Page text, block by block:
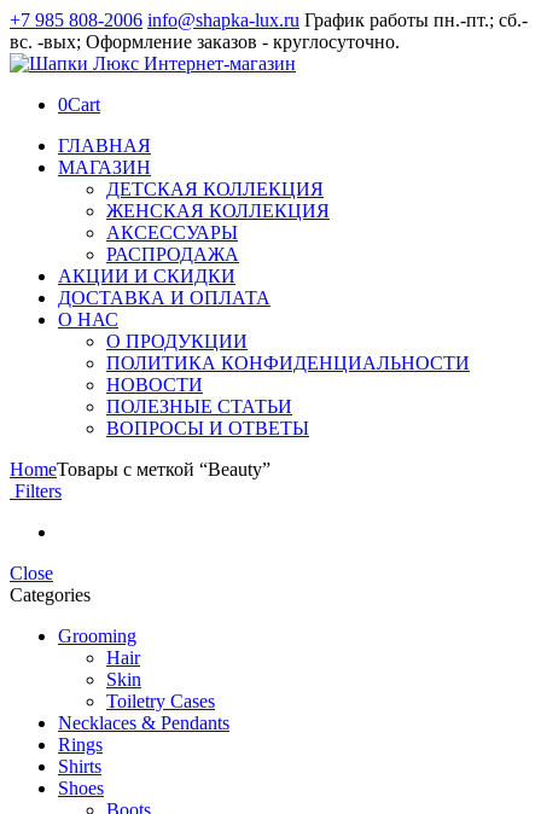
+7 985 808-2006 info@shapka-lux.ru График работы пн.-пт.; сб.-
вс. -вых; Оформление заказов - круглосуточно.
0Cart
ГЛАВНАЯ
МАГАЗИН
ДЕТСКАЯ КОЛЛЕКЦИЯ
ЖЕНСКАЯ КОЛЛЕКЦИЯ
АКСЕССУАРЫ
РАСПРОДАЖА
АКЦИИ И СКИДКИ
ДОСТАВКА И ОПЛАТА
О НАС
О ПРОДУКЦИИ
ПОЛИТИКА КОНФИДЕНЦИАЛЬНОСТИ
НОВОСТИ
ПОЛЕЗНЫЕ СТАТЬИ
ВОПРОСЫ И ОТВЕТЫ
HomeТовары с меткой “Beauty”
Filters
Close
Categories
Grooming
Hair
Skin
Toiletry Cases
Necklaces & Pendants
Rings
Shirts
Shoes
Boots